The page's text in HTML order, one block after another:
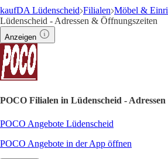
kaufDA Lüdenscheid Filialen Möbel &
Lüdenscheid - Adressen & Öffnungszeiten
Anzeigen
POCO Filialen in Lüdenscheid -
POCO Angebote Lüdenscheid
POCO Angebote in der App öffnen